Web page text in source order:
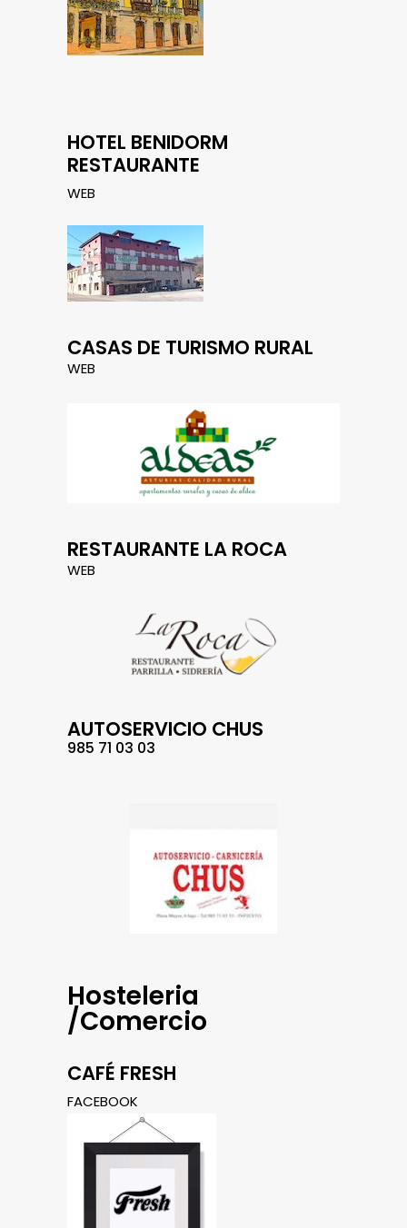
HOTEL BENIDORM
RESTAURANTE
WEB
CASAS DE TURISMO RURAL
WEB
RESTAURANTE LA ROCA
WEB
AUTOSERVICIO CHUS
985 71 03 03
Hosteleria
/Comercio
CAFÉ FRESH
FACEBOOK